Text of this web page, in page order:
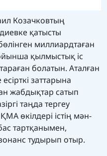
Козачковтың
қатысты
миллиардтаған
қылмыстық іс
болатын. Аталған
заттарына
жабдықтар сатып
таңда тергеу
өкілдері істің мән-
тартқанымен,
тудырып отыр.